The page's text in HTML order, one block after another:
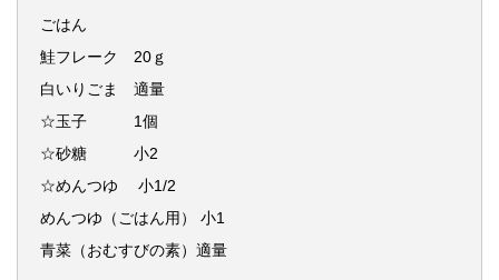
ごはん
鮭フレーク 20ｇ
白いりごま 適量
☆玉子 1個
☆砂糖 小2
☆めんつゆ 小1/2
めんつゆ（ごはん用） 小1
青菜（おむすびの素）適量